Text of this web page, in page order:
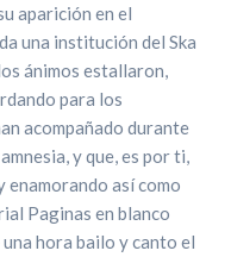
aparición en el
una institución del Ska
ánimos estallaron,
para los
acompañado durante
y que, es por ti,
enamorando así como
Paginas en blanco
hora bailo y canto el